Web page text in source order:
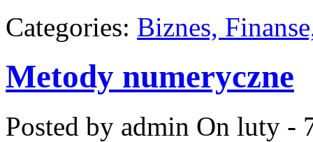
Categories: Biznes,
Metody numeryczne
Posted by admin On luty -